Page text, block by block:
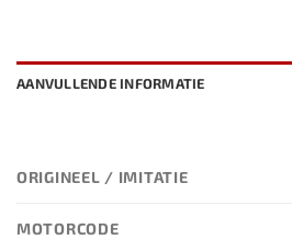
AANVULLENDE INFORMATIE
ORIGINEEL / IMITATIE
MOTORCODE